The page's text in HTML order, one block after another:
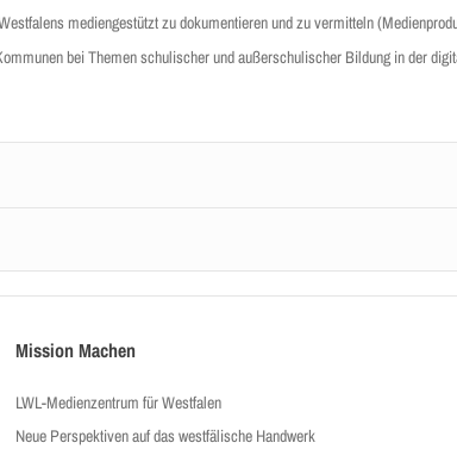
mediengestützt zu dokumentieren und zu vermitteln
bei Themen schulischer und außerschulischer Bildung in der
Mission Machen
LWL-Medienzentrum für Westfalen
Neue Perspektiven auf das westfälische Handwerk